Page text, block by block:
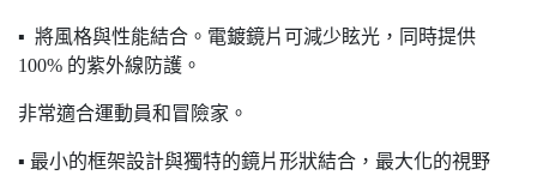
▪ 將風格與性能結合。電鍍鏡片可減少眩光，同時提供
100% 的紫外線防護。
非常適合運動員和冒險家。
▪ 最小的框架設計與獨特的鏡片形狀結合，最大化的視野